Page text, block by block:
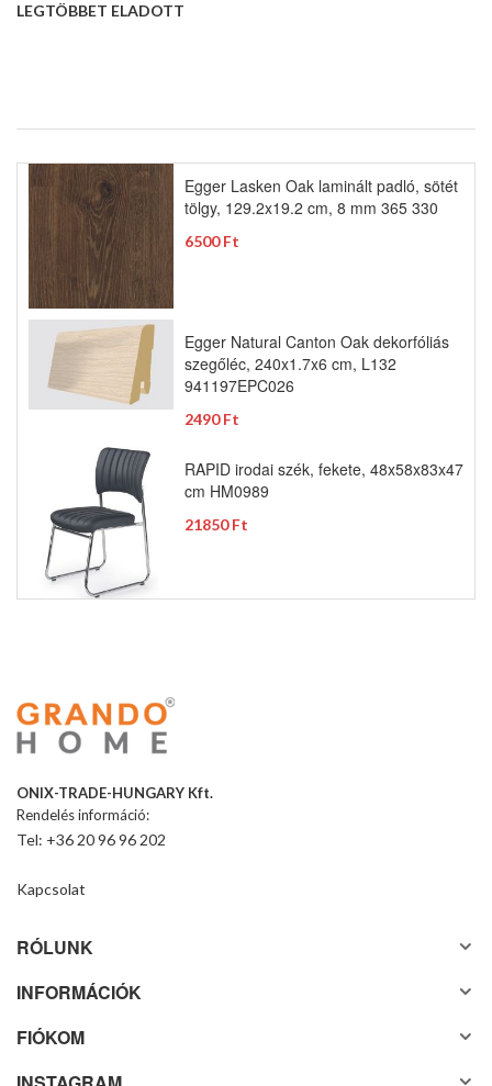
LEGTÖBBET ELADOTT
Egger Lasken Oak laminált padló, sötét
tölgy, 129.2x19.2 cm, 8 mm 365 330
6500 Ft
Egger Natural Canton Oak dekorfóliás
szegőléc, 240x1.7x6 cm, L132
941197EPC026
2490 Ft
RAPID irodai szék, fekete, 48x58x83x47
cm HM0989
21850 Ft
ONIX-TRADE-HUNGARY Kft.
Rendelés információ:
Tel: +36 20 96 96 202
Kapcsolat
RÓLUNK
INFORMÁCIÓK
FIÓKOM